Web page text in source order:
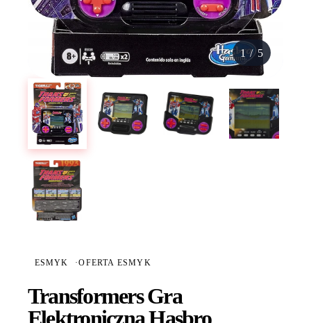
1/5
ESMYK ·OFERTA ESMYK
Transformers Gra
Elektroniczna Hasbro